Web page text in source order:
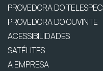
PROVEDORA DO
PROVEDORA DO OUVINTE
ACESSIBILIDADES
SATÉLITES
A EMPRESA